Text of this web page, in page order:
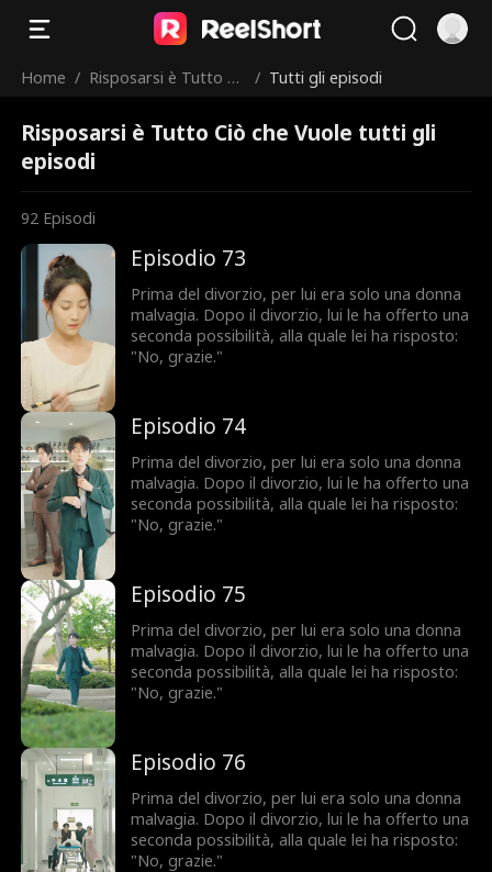
Home / Risposarsi è Tutto Ci
/ Tutti gli episodi
Risposarsi è Tutto Ciò che Vuole tutti gli
episodi
92 Episodi
Episodio 73
Prima del divorzio, per lui era solo una donna
malvagia. Dopo il divorzio, lui le ha offerto una
seconda possibilità, alla quale lei ha risposto:
"No, grazie."
Episodio 74
Prima del divorzio, per lui era solo una donna
malvagia. Dopo il divorzio, lui le ha offerto una
seconda possibilità, alla quale lei ha risposto:
"No, grazie."
Episodio 75
Prima del divorzio, per lui era solo una donna
malvagia. Dopo il divorzio, lui le ha offerto una
seconda possibilità, alla quale lei ha risposto:
"No, grazie."
Episodio 76
Prima del divorzio, per lui era solo una donna
malvagia. Dopo il divorzio, lui le ha offerto una
seconda possibilità, alla quale lei ha risposto:
"No, grazie."